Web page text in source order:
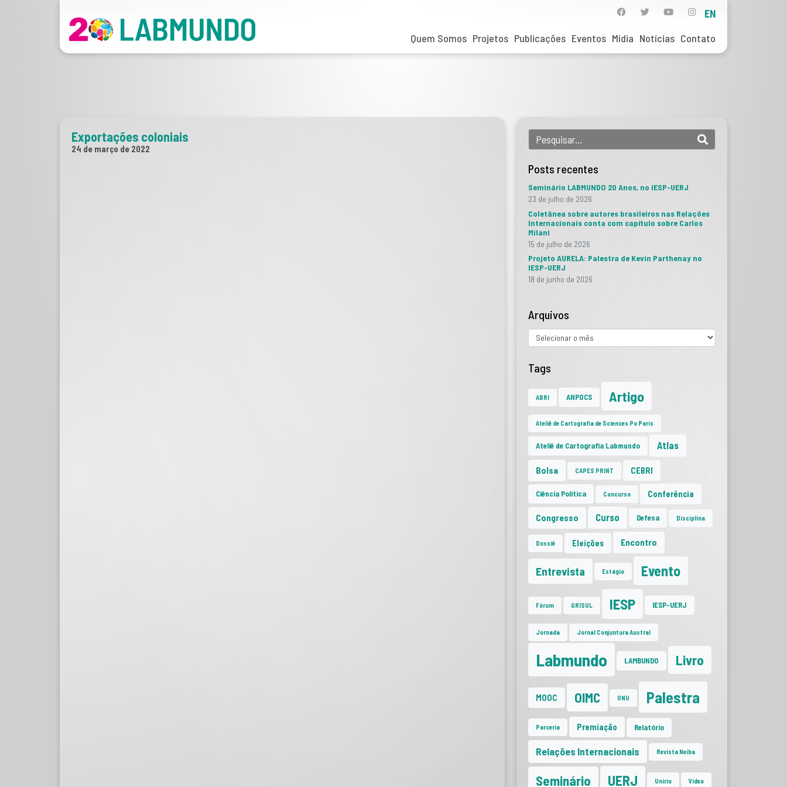
Quem Somos Projetos Publicações Eventos Mídia Notícias Contato
EN
Exportações coloniais
24 de março de 2022
Posts recentes
Seminário LABMUNDO 20 Anos, no IESP-UERJ
23 de julho de 2026
Coletânea sobre autores brasileiros nas Relações
Internacionais conta com capítulo sobre Carlos
Milani
15 de julho de 2026
Projeto AURELA: Palestra de Kevin Parthenay no
IESP-UERJ
18 de junho de 2026
Arquivos
Tags
ABRI ANPOCS Artigo
Ateliê de Cartografia de Sciences Po Paris
Ateliê de Cartografia Labmundo Atlas
Bolsa CAPES PRINT CEBRI
Ciência Política Concurso Conferência
Congresso Curso Defesa Disciplina
Dossiê Eleições Encontro
Entrevista Estágio Evento
Fórum GRISUL IESP IESP-UERJ
Jornada Jornal Conjuntura Austral
Labmundo LAMBUNDO Livro
MOOC OIMC ONU Palestra
Parceria Premiação Relatório
Relações Internacionais Revista Neiba
Seminário UERJ Unirio Vídeo